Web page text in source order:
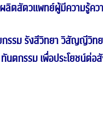
ลิตสัตวแพทย์ผู้มีความรู้คว
รรม รังสีวิทยา วิสัญญีวิท
ทันตกรรม เพื่อประโยชน์ต่อ